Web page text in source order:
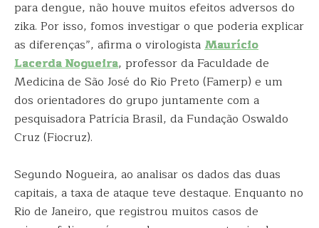
para dengue, não houve muitos efeitos adversos do
zika. Por isso, fomos investigar o que poderia explicar
as diferenças”, afirma o virologistaMaurício
Lacerda Nogueira, professor da Faculdade de
Medicina de São José do Rio Preto (Famerp) e um
dos orientadores do grupo juntamente com a
pesquisadora Patrícia Brasil, da Fundação Oswaldo
Cruz (Fiocruz).
Segundo Nogueira, ao analisar os dados das duas
capitais, a taxa de ataque teve destaque. Enquanto no
Rio de Janeiro, que registrou muitos casos de